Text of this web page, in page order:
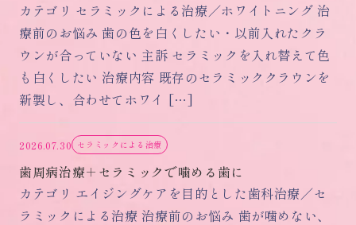
カテゴリ セラミックによる治療／ホワイトニング 治
療前のお悩み 歯の色を白くしたい・以前入れたクラ
ウンが合っていない 主訴 セラミックを入れ替えて色
も白くしたい 治療内容 既存のセラミッククラウンを
新製し、合わせてホワイ […]
2026.07.30 セラミックによる治療
歯周病治療＋セラミックで噛める歯に
カテゴリ エイジングケアを目的とした歯科治療／セ
ラミックによる治療 治療前のお悩み 歯が噛めない、